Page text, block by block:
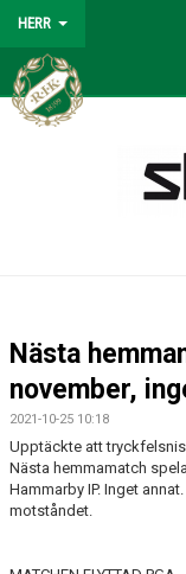
HERR
HERR
BILDGALLERI
KONTAKT
Nästa
november,
2021-10-25 10:18
Upptäckte att
Nästa hemmamatch
Hammarby IP. Inget
motståndet.